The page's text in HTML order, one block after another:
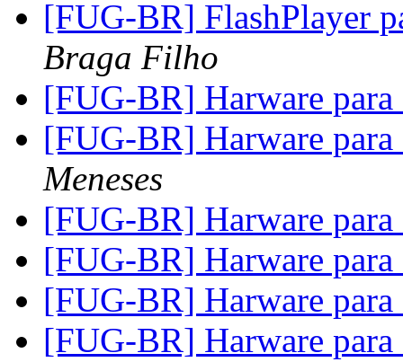
[FUG-BR] FlashPlayer
Braga Filho
[FUG-BR] Harware
[FUG-BR] Harware
Meneses
[FUG-BR] Harware
[FUG-BR] Harware
[FUG-BR] Harware
[FUG-BR] Harware